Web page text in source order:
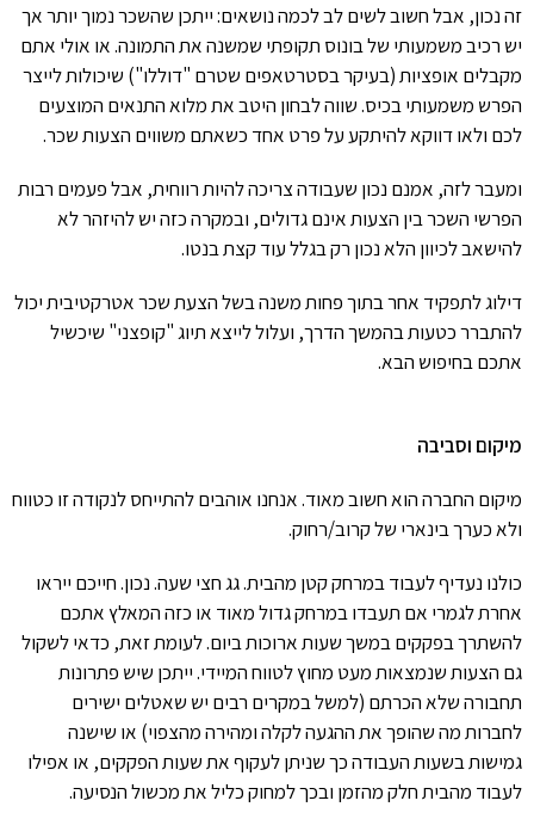
זה נכון, אבל חשוב לשים לב לכמה נושאים: ייתכן שהשכר נמוך יותר אך
יש רכיב משמעותי של בונוס תקופתי שמשנה את התמונה. או אולי אתם
מקבלים אופציות (בעיקר בסטרטאפים שטרם "דוללו") שיכולות לייצר
הפרש משמעותי בכיס. שווה לבחון היטב את מלוא התנאים המוצעים
לכם ולאו דווקא להיתקע על פרט אחד כשאתם משווים הצעות שכר.
ומעבר לזה, אמנם נכון שעבודה צריכה להיות רווחית, אבל פעמים רבות
הפרשי השכר בין הצעות אינם גדולים, ובמקרה כזה יש להיזהר לא
להישאב לכיוון הלא נכון רק בגלל עוד קצת בנטו.
דילוג לתפקיד אחר בתוך פחות משנה בשל הצעת שכר אטרקטיבית יכול
להתברר כטעות בהמשך הדרך, ועלול לייצא תיוג "קופצני" שיכשיל
אתכם בחיפוש הבא.
מיקום וסביבה
מיקום החברה הוא חשוב מאוד. אנחנו אוהבים להתייחס לנקודה זו כטווח
ולא כערך בינארי של קרוב/רחוק.
כולנו נעדיף לעבוד במרחק קטן מהבית. גג חצי שעה. נכון. חייכם ייראו
אחרת לגמרי אם תעבדו במרחק גדול מאוד או כזה המאלץ אתכם
להשתרך בפקקים במשך שעות ארוכות ביום. לעומת זאת, כדאי לשקול
גם הצעות שנמצאות מעט מחוץ לטווח המיידי. ייתכן שיש פתרונות
תחבורה שלא הכרתם (למשל במקרים רבים יש שאטלים ישירים
לחברות מה שהופך את ההגעה לקלה ומהירה מהצפוי) או שישנה
גמישות בשעות העבודה כך שניתן לעקוף את שעות הפקקים, או אפילו
לעבוד מהבית חלק מהזמן ובכך למחוק כליל את מכשול הנסיעה.